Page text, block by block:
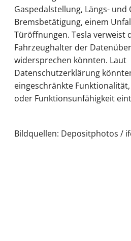
Gaspedalstellung, Längs-
Bremsbetätigung, einem
Türöffnungen. Tesla verweist
Fahrzeughalter der
widersprechen könnten. Laut
Datenschutzerklärung
eingeschränkte
oder Funktionsunfähigkeit
Bildquellen: Depositphotos /